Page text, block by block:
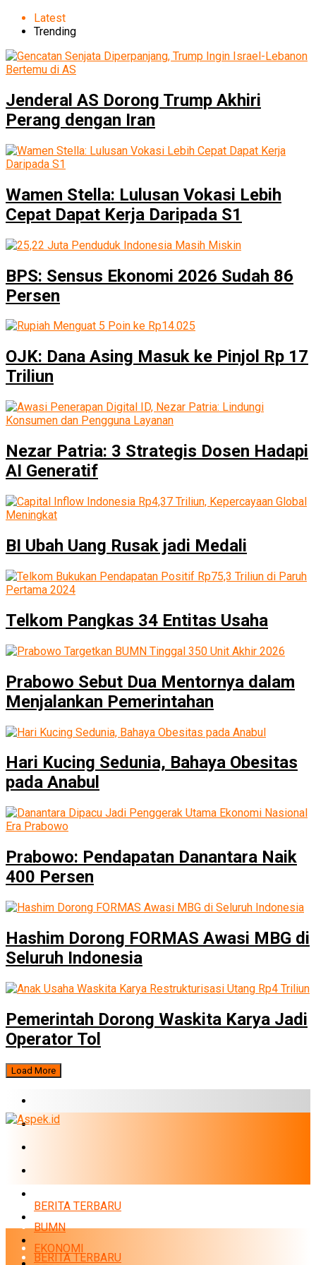
Latest
Trending
Jenderal AS Dorong Trump Akhiri
Perang dengan Iran
Wamen Stella: Lulusan Vokasi Lebih
Cepat Dapat Kerja Daripada S1
BPS: Sensus Ekonomi 2026 Sudah 86
Persen
OJK: Dana Asing Masuk ke Pinjol Rp 17
Triliun
Nezar Patria: 3 Strategis Dosen Hadapi
AI Generatif
BI Ubah Uang Rusak jadi Medali
Telkom Pangkas 34 Entitas Usaha
Prabowo Sebut Dua Mentornya dalam
Menjalankan Pemerintahan
Hari Kucing Sedunia, Bahaya Obesitas
pada Anabul
Prabowo: Pendapatan Danantara Naik
400 Persen
Hashim Dorong FORMAS Awasi MBG di
Seluruh Indonesia
Pemerintah Dorong Waskita Karya Jadi
Operator Tol
Load More
BUMN
BERITA TERBARU
BUMN
EKONOMI
BERITA TERBARU